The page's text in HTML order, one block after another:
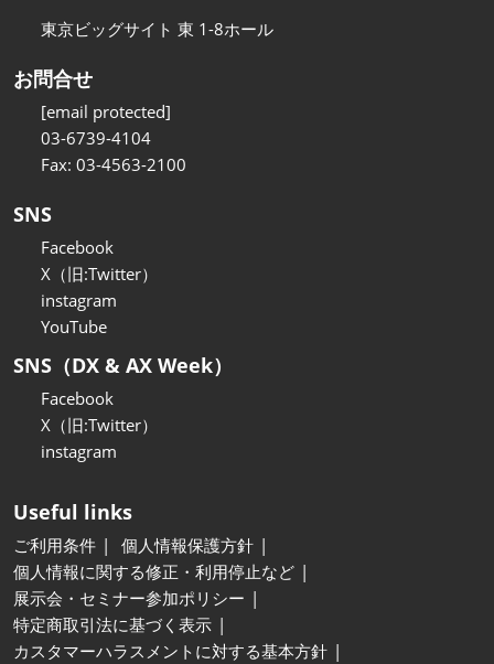
東京ビッグサイト 東 1-8ホール
お問合せ
[email protected]
03-6739-4104
Fax: 03-4563-2100
SNS
Facebook
X（旧:Twitter）
instagram
YouTube
SNS（DX & AX Week）
Facebook
X（旧:Twitter）
instagram
Useful links
ご利用条件
個人情報保護方針
個人情報に関する修正・利用停止など
展示会・セミナー参加ポリシー
特定商取引法に基づく表示
カスタマーハラスメントに対する基本方針